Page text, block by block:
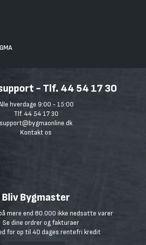
- Tlf. 44 54 17 30
hverdage 9:00 - 15:00
Tlf. 44 54 17 30
support@bygmaonline.dk
Kontakt os
Bliv Bygmaster
mere end 80.000 ikke nedsatte varer
Se dine ordrer og fakturaer
for op til 40 dages rentefri kredit